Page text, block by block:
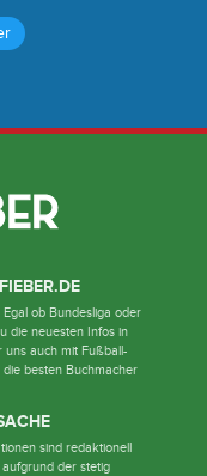
ob Bundesliga oder
die neuesten Infos in
auch mit Fußball-
besten Buchmacher
sind redaktionell
der stetig